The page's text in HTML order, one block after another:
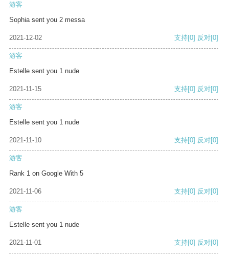
游客
Sophia sent you 2 messa
2021-12-02 支持[0] 反对[0]
游客
Estelle sent you 1 nude
2021-11-15 支持[0] 反对[0]
游客
Estelle sent you 1 nude
2021-11-10 支持[0] 反对[0]
游客
Rank 1 on Google With 5
2021-11-06 支持[0] 反对[0]
游客
Estelle sent you 1 nude
2021-11-01 支持[0] 反对[0]